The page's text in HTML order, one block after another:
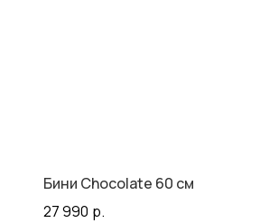
Бини Chocolate 60 см
27 990 р.